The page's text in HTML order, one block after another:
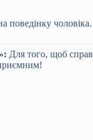
поведінку
Для того, щоб